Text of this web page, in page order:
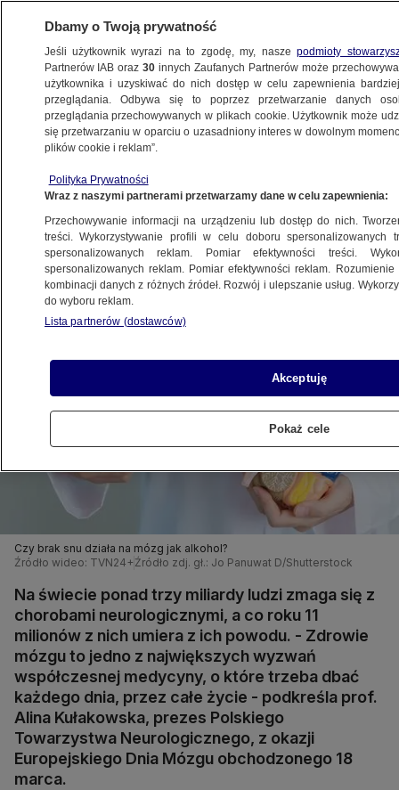
ZDROWIE
ZDROWIE
o ten narząd każdego dnia?
18.03.2026, 16:28
Posłuchaj artykułu
Czyta lektor AI
Czy brak snu działa na mózg jak alkohol?
Źródło wideo: TVN24+ Źródło zdj. gł.: Jo Panuwat D/Shutterstock
Na świecie ponad trzy miliardy ludzi zmaga się z
chorobami neurologicznymi, a co roku 11
milionów z nich umiera z ich powodu. - Zdrowie
mózgu to jedno z największych wyzwań
współczesnej medycyny, o które trzeba dbać
każdego dnia, przez całe życie - podkreśla prof.
Alina Kułakowska, prezes Polskiego
Towarzystwa Neurologicznego, z okazji
Europejskiego Dnia Mózgu obchodzonego 18
marca.
Dbamy o Twoją prywatność
Jeśli użytkownik wyrazi na to zgodę, my, naszepodmioty
Partnerów IAB oraz30 innych Zaufanych Partnerów może
użytkownika i uzyskiwać do nich dostęp w celu zapewnienia
przeglądania. Odbywa się to poprzez przetwarzanie danych
przeglądania przechowywanych w plikach cookie. Użytkownik może
się przetwarzaniu w oparciu o uzasadniony interes w dowolnym
plików cookie i reklam”.
Polityka Prywatności
Wraz z naszymi partnerami przetwarzamy dane w celu zapewnienia:
Przechowywanie informacji na urządzeniu lub dostęp do nich.
treści. Wykorzystywanie profili w celu doboru spersonalizowanych
spersonalizowanych reklam. Pomiar efektywności treści.
spersonalizowanych reklam. Pomiar efektywności reklam.
kombinacji danych z różnych źródeł. Rozwój i ulepszanie usług.
do wyboru reklam.
Lista partnerów (dostawców)
Akceptuję
Pokaż cele